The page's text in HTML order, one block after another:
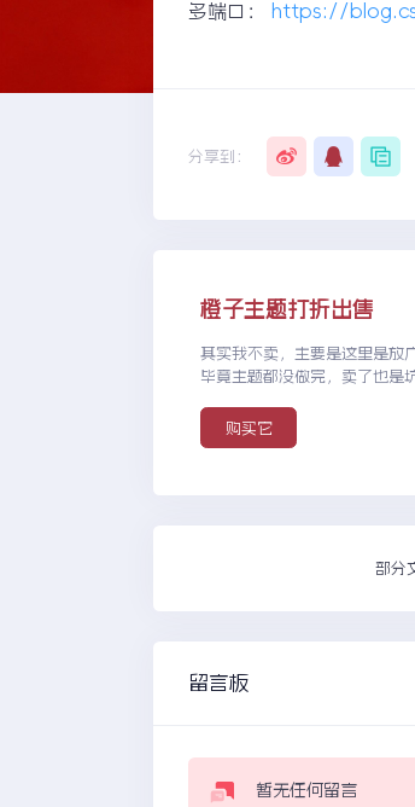
多端口： https://
分享到：
橙子主题打折出售
其实我不卖，主要是这里是放
毕竟主题都没做完，卖了也是
购买它
部分
留言板
暂无任何留言